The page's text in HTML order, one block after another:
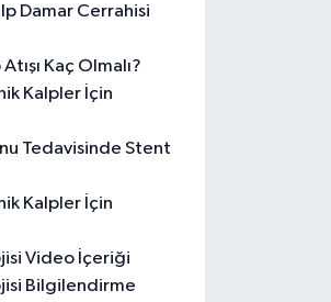
Damar Cerrahisi
Kaç Olmalı?
Kalpler İçin
Tedavisinde Stent
Kalpler İçin
Video İçeriği
Bilgilendirme